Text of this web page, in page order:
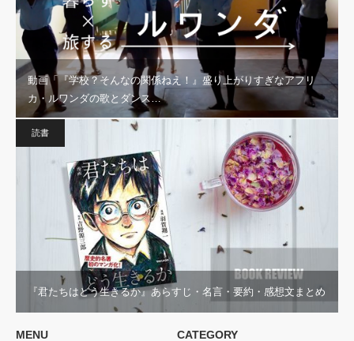
動画「『学校？そんなの関係ねえ！』盛り上がりすぎなアフリ
カ・ルワンダの歌とダンス…
読書
『君たちはどう生きるか』あらすじ・名言・要約・感想文まとめ
MENU CATEGORY